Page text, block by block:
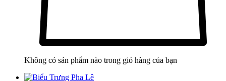
Không có sản phẩm nào trong giỏ hàng của bạn